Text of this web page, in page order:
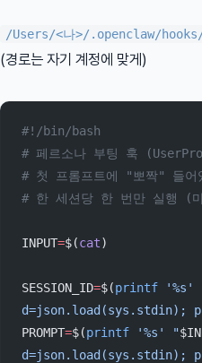
/Users/<나>/.openclaw/
(경로는 자기 계정에 맞게)
#!/bin/bash
# 페르소나 부팅 훅
# 첫 프롬프트에 "뽀짝" 들어
# 한 세션당 한 번만 실행 (
INPUT=$(cat)
SESSION_ID=$(printf '%s'
PROMPT=$(printf '%s' "